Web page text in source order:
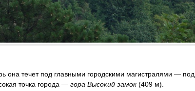
она течет под главными городскими магистралями — под
точка города — гора Высокий замок (409 м).